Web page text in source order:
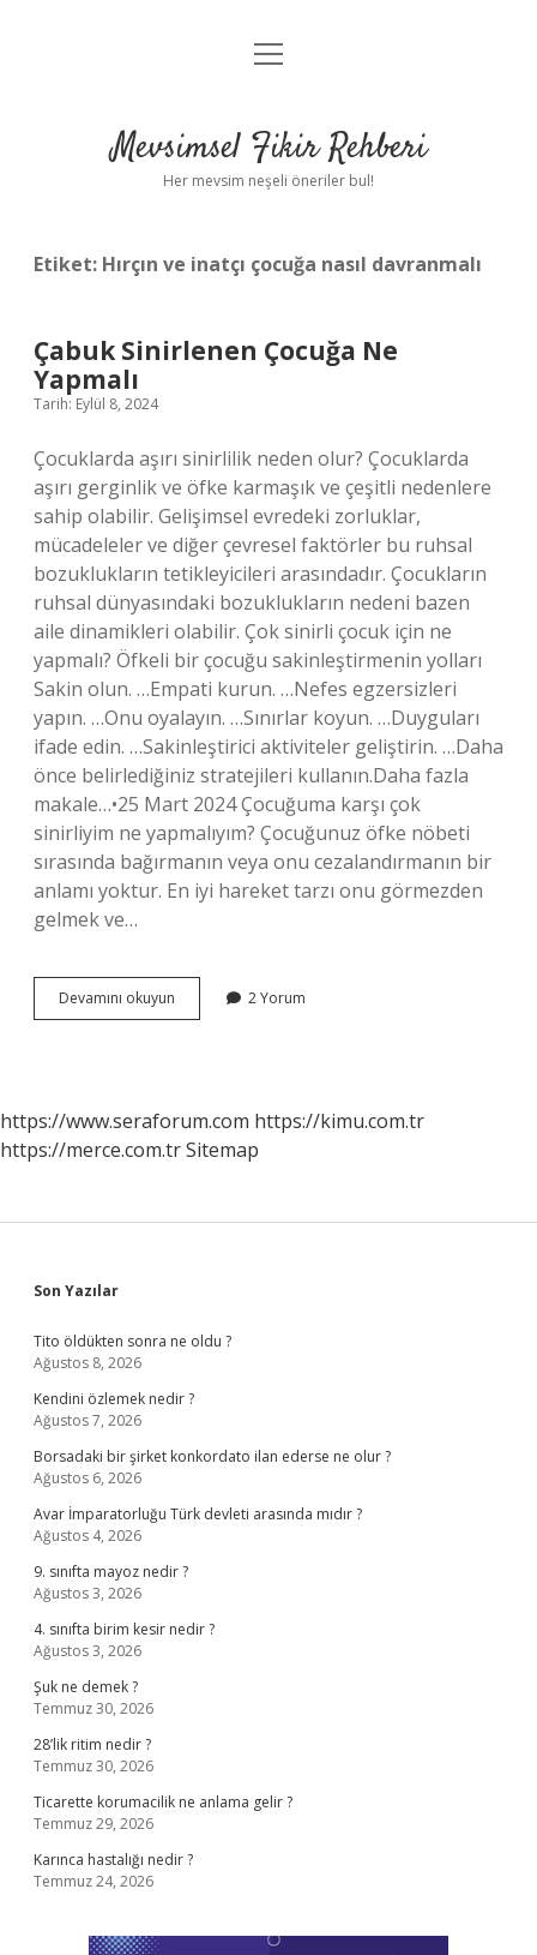
Anasayfa
Yasal Uyarı
menüyü
Mevsimsel Fikir Rehberi
Her mevsim neşeli öneriler bul!
Etiket: Hırçın ve inatçı çocuğa nasıl davranmalı
Çabuk Sinirlenen Çocuğa Ne
Yapmalı
Tarih: Eylül 8, 2024
Çocuklarda aşırı sinirlilik neden olur? Çocuklarda
aşırı gerginlik ve öfke karmaşık ve çeşitli nedenlere
sahip olabilir. Gelişimsel evredeki zorluklar,
mücadeleler ve diğer çevresel faktörler bu ruhsal
bozuklukların tetikleyicileri arasındadır. Çocukların
ruhsal dünyasındaki bozuklukların nedeni bazen
aile dinamikleri olabilir. Çok sinirli çocuk için ne
yapmalı? Öfkeli bir çocuğu sakinleştirmenin yolları
Sakin olun. …Empati kurun. …Nefes egzersizleri
yapın. …Onu oyalayın. …Sınırlar koyun. …Duyguları
ifade edin. …Sakinleştirici aktiviteler geliştirin. …Daha
önce belirlediğiniz stratejileri kullanın.Daha fazla
makale…•25 Mart 2024 Çocuğuma karşı çok
sinirliyim ne yapmalıyım? Çocuğunuz öfke nöbeti
sırasında bağırmanın veya onu cezalandırmanın bir
anlamı yoktur. En iyi hareket tarzı onu görmezden
gelmek ve…
Devamını okuyun
Sinirlenen
2 Yorum
https://www.seraforum.com https://kimu.com.tr
https://merce.com.trSitemap
Sidebar
Son Yazılar
Tito öldükten sonra ne oldu ?
Ağustos 8, 2026
Kendini özlemek nedir ?
Ağustos 7, 2026
Borsadaki bir şirket konkordato ilan ederse ne olur ?
Ağustos 6, 2026
Avar İmparatorluğu Türk devleti arasında mıdır ?
Ağustos 4, 2026
9. sınıfta mayoz nedir ?
Ağustos 3, 2026
4. sınıfta birim kesir nedir ?
Ağustos 3, 2026
Şuk ne demek ?
Temmuz 30, 2026
28’lik ritim nedir ?
Temmuz 30, 2026
Ticarette korumacilik ne anlama gelir ?
Temmuz 29, 2026
Karınca hastalığı nedir ?
Temmuz 24, 2026